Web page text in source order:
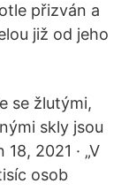
přizván a
již od jeho
se žlutými,
skly jsou
2021 · „V
osob